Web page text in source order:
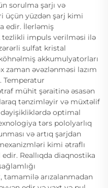
sorulma şarjı və
üçün yüzdən şarj kimi
edir. İlerləmiş
tezlikli impuls verilməsi ilə
sulfat kristal
akkumulyatorları
zaman əvəzlənməsi lazım
Temperatur
mühit şəraitinə əsasən
tənzimləyir və müxtəlif
optimal
tərs pololyarlıq
və artıq şarjdan
kimi ətraflı
Reallıqda diaqnostika
arızalanmadan